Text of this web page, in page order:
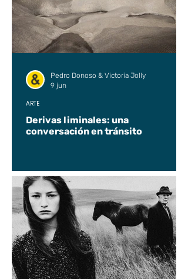
Derivas liminales: una
conversación en tránsito
ARTE
Pedro Donoso & Victoria Jolly
9 jun